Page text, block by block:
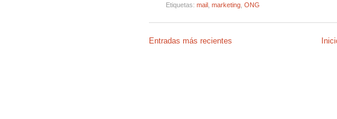
Etiquetas: mail, marketing, ONG
Entradas más recientes